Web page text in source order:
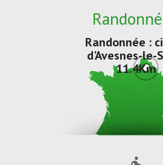
Randonnée :
d'Avesnes-le-
11.4Km